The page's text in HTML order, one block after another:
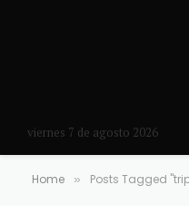
viernes 7 de agosto 2026
Home » Posts Tagged